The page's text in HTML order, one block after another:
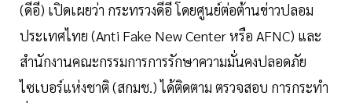
(ดีอี) เปิดเผยว่า กระทรวงดีอี โดยศูนย์ต่อต้านข่าวปลอม
ประเทศไทย (Anti Fake New Center หรือ AFNC) และ
สํานักงานคณะกรรมการการรักษาความมั่นคงปลอดภัย
ไซเบอร์แห่งชาติ (สกมช.) ได้ติดตาม ตรวจสอบ การกระทำ